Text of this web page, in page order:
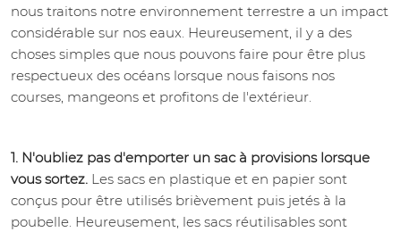
nous traitons notre environnement terrestre a un impact
considérable sur nos eaux. Heureusement, il y a des
choses simples que nous pouvons faire pour être plus
respectueux des océans lorsque nous faisons nos
courses, mangeons et profitons de l'extérieur.
1. N'oubliez pas d'emporter un sac à provisions lorsque
vous sortez. Les sacs en plastique et en papier sont
conçus pour être utilisés brièvement puis jetés à la
poubelle. Heureusement, les sacs réutilisables sont